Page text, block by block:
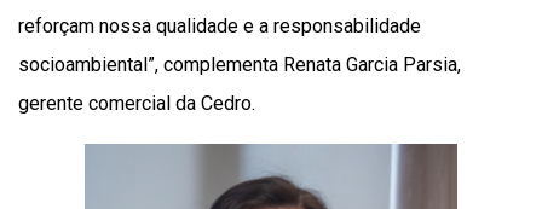
reforçam nossa qualidade e a responsabilidade
socioambiental”, complementa Renata Garcia Parsia,
gerente comercial da Cedro.